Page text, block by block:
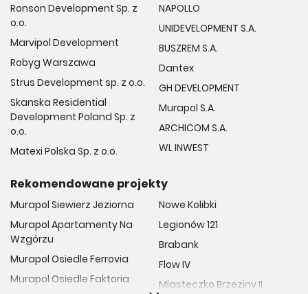
Ronson Development Sp. z
o.o.
Marvipol Development
Robyg Warszawa
Strus Development sp. z o.o.
Skanska Residential
Development Poland Sp. z
o.o.
Matexi Polska Sp. z o.o.
NAPOLLO
UNIDEVELOPMENT S.A.
BUSZREM S.A.
Dantex
GH DEVELOPMENT
Murapol S.A.
ARCHICOM S.A.
WL INWEST
Rekomendowane projekty
Murapol Siewierz Jeziorna
Murapol Apartamenty Na
Wzgórzu
Murapol Osiedle Ferrovia
Murapol Osiedle Faktoria
Nowe Kolibki
Legionów 121
Brabank
Flow IV
Miasteczko Brzeziny II